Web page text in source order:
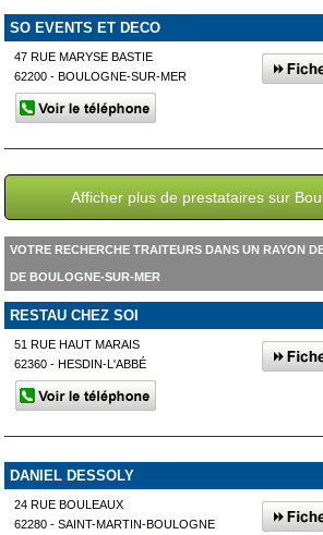
SO EVENTS ET DECO
47 RUE MARYSE BASTIE
62200 - BOULOGNE-SUR-MER
Afficher plus de prestataires sur
VOTRE RECHERCHE TRAITEURS DANS UN RAYON
DE BOULOGNE-SUR-MER
RESTAU CHEZ SOI
51 RUE HAUT MARAIS
62360 - HESDIN-L'ABBÉ
DANIEL DESSOLY
24 RUE BOULEAUX
62280 - SAINT-MARTIN-BOULOGNE